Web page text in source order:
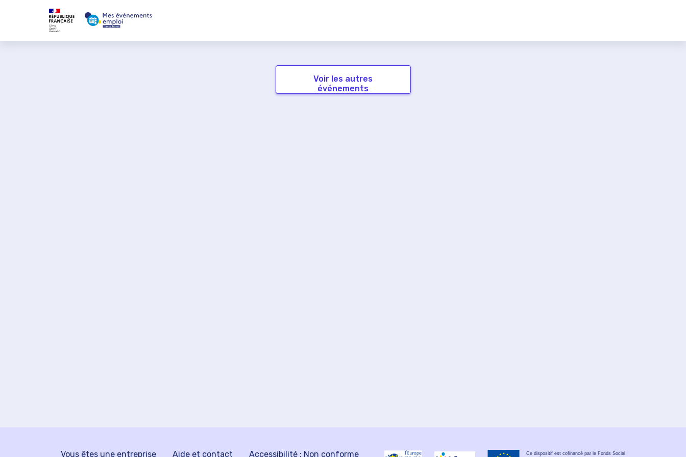
Voir les autres
événements
Vous êtes une entreprise Aide et contact Accessibilité : Non conforme
Ce dispositif est cofinancé par le Fonds Social